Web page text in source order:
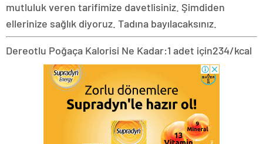
mutluluk veren tarifimize davetlisiniz. Şimdiden
ellerinize sağlık diyoruz. Tadına bayılacaksınız.
Dereotlu Poğaça Kalorisi Ne Kadar:1 adet için234/kcal